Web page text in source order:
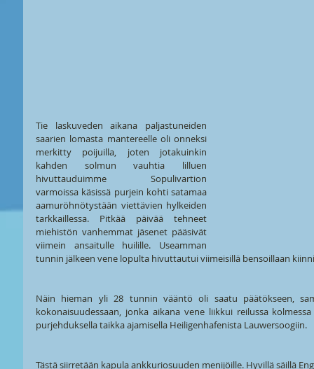
Tie laskuveden aikana paljastuneiden
saarien lomasta mantereelle oli onneksi
merkitty poijuilla, joten jotakuinkin
kahden solmun vauhtia lilluen
hivuttauduimme Sopulivartion
varmoissa käsissä purjein kohti satamaa
aamuröhnötystään viettävien hylkeiden
tarkkaillessa. Pitkää päivää tehneet
miehistön vanhemmat jäsenet pääsivät
viimein ansaitulle huilille. Useamman
tunnin jälkeen vene lopulta hivuttautui viimeisillä bensoillaan
Näin hieman yli 28 tunnin vääntö oli saatu päätökseen,
kokonaisuudessaan, jonka aikana vene liikkui reilussa
purjehduksella taikka ajamisella Heiligenhafenista Lauwersoogiin.
Tästä siirretään kapula ankkuriosuuden menijöille. Hyvillä säillä